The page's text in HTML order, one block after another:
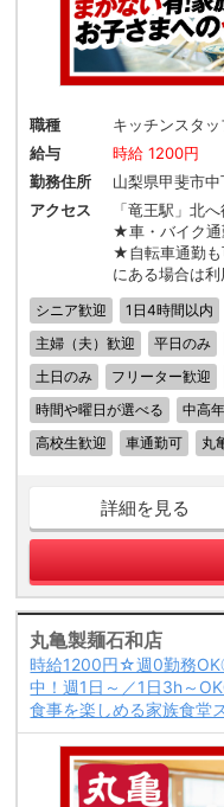
職種
キッチンスタッ
給与
時給 1200円
勤務住所
山梨県甲斐市
アクセス
「竜王駅」北
★車・バイク通
★自転車通勤も
にある場合は利
シニア歓迎 1日4時間以内
主婦（夫）歓迎
平日のみ
土日のみ
フリーター歓迎
時間や曜日が選べる
中高
高校生歓迎
車通勤可 丸
詳細を見る
丸亀製麺石和店
時給1200円☆週0勤務
中！週1日～／1日3h～
食事を楽しめる家族食堂